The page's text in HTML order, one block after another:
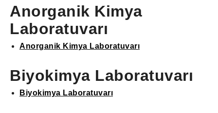
Anorganik Kimya
Laboratuvarı
Anorganik Kimya Laboratuvarı
Biyokimya Laboratuvarı
Biyokimya Laboratuvarı